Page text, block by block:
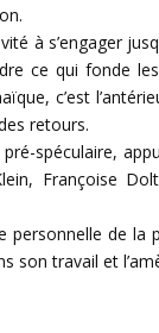
à s’engager
ce qui fonde
c’est
retours.
spéculaire,
Françoise
de la
travail et